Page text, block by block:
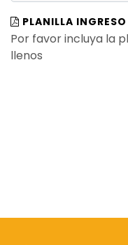
PLANILLA
Por favor incluya la
llenos